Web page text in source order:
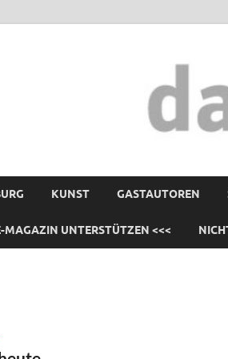
KUNST GASTAUTOREN
MAGAZIN UNTERSTÜTZEN <<<